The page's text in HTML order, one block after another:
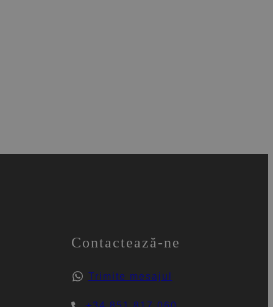
Contactează-ne
Trimite mesajul